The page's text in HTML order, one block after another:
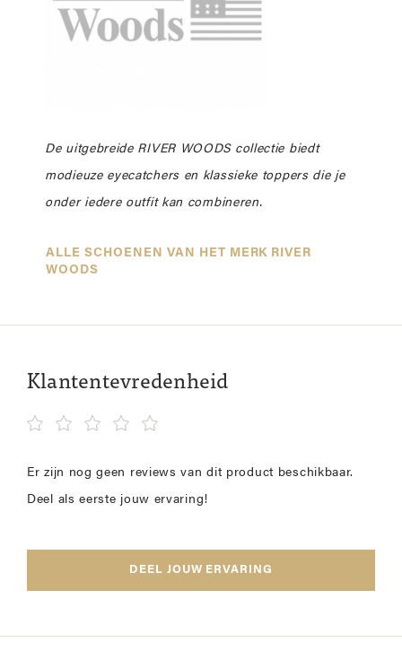
De uitgebreide RIVER WOODS collectie biedt
modieuze eyecatchers en klassieke toppers die je
onder iedere outfit kan combineren.
ALLE SCHOENEN VAN HET MERK RIVER
WOODS
Klantentevredenheid
Er zijn nog geen reviews van dit product beschikbaar.
Deel als eerste jouw ervaring!
DEEL JOUW ERVARING